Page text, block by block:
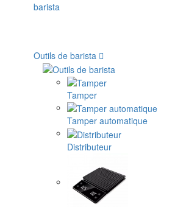
Outils de barista
Tamper
Tamper automatique
Distributeur